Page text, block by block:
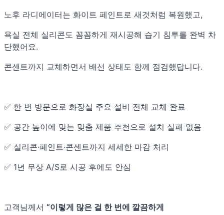
노후 라디에이터는 화이트 페인트로 새것처럼 복원했고,
욕실 전체 실리콘도 꼼꼼하게 재시공해 습기 침투를 완벽 차
단했어요.
콘센트까지 교체하면서 배선 상태도 함께 점검했답니다.
✅ 한 번 방문으로 화장실 주요 설비 전체 교체 완료
✅ 공간 높이에 맞는 맞춤 제품 추천으로 설치 실패 없음
✅ 실리콘·페인트·콘센트까지 세세한 마감 처리
✅ 1년 무상 A/S로 시공 후에도 안심
고객님께서 “이렇게 많은 걸 한 번에 깔끔하게